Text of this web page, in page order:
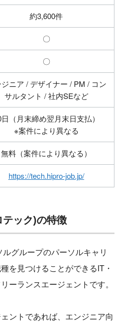
約3,600件
〇
〇
ニア / デザイナー / PM / コン
サルタント / 社内SEなど
（月末締め翌月末日支払）
※案件により異なる
無料（案件により異なる）
https://tech.hipro-job.jp/
ック)の特徴
ルグループのパーソルキャリ
を見つけることができるIT・
ーランスエージェントです。
ントであれば、エンジニア向